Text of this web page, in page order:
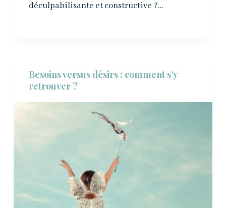
déculpabilisante et constructive ?…
Besoins versus désirs : comment s’y
retrouver ?